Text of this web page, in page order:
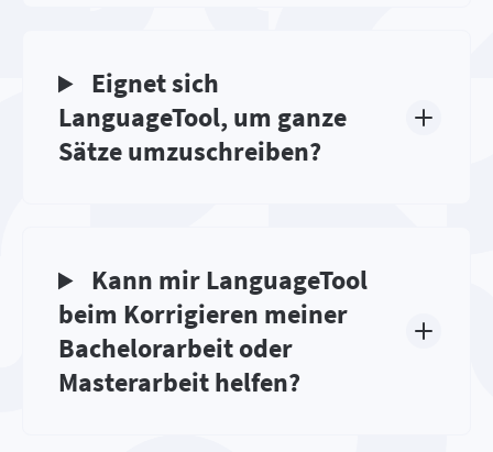
Eignet sich
LanguageTool, um ganze
Sätze umzuschreiben?
Kann mir LanguageTool
beim Korrigieren meiner
Bachelorarbeit oder
Masterarbeit helfen?